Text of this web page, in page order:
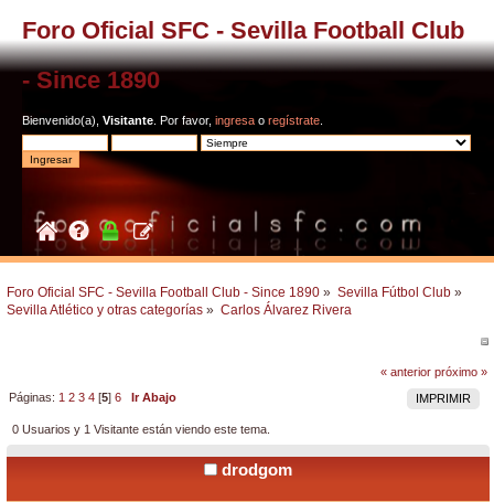
Foro Oficial SFC - Sevilla Football Club
- Since 1890
Bienvenido(a), Visitante . Por favor, ingresa o regístrate
Foro Oficial SFC - Sevilla Football Club - Since 1890 » Sevilla Fútbol Club »
Sevilla Atlético y otras categorías » Carlos Álvarez Rivera
« anterior próximo »
IMPRIMIR
Páginas: 1 2 3 4 [5]6 Ir Abajo
0 Usuarios y 1 Visitante están viendo este tema.
drodgom